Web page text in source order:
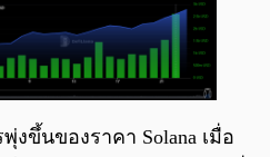
งขึ้นของราคา Solana เมื่อ